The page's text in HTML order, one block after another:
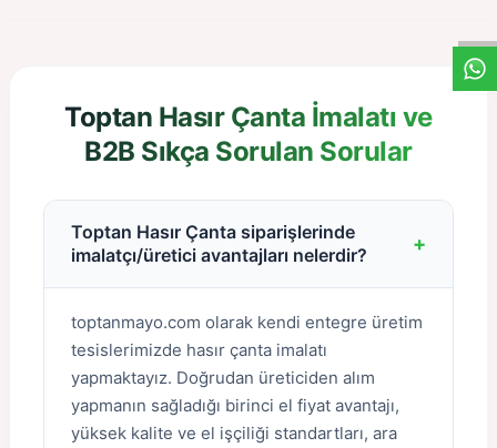
Toptan Hasır Çanta İmalatı ve
B2B Sıkça Sorulan Sorular
Toptan Hasır Çanta siparişlerinde
imalatçı/üretici avantajları nelerdir?
+
toptanmayo.com olarak kendi entegre üretim
tesislerimizde hasır çanta imalatı
yapmaktayız. Doğrudan üreticiden alım
yapmanın sağladığı birinci el fiyat avantajı,
yüksek kalite ve el işçiliği standartları, ara